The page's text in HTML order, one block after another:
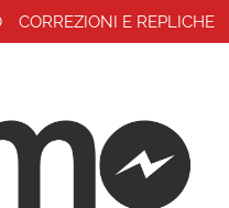
CORREZIONI E REPLICHE